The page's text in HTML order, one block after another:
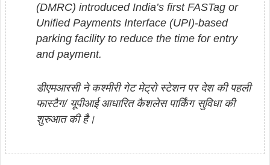
(DMRC) introduced India’s first FASTag or
Unified Payments Interface (UPI)-based
parking facility to reduce the time for entry
and payment.
डीएमआरसी ने कश्मीरी गेट मेट्रो स्टेशन पर देश की पहली
फास्टैग/ यूपीआई आधारित कैशलेस पार्किंग सुविधा की
शुरुआत की है।